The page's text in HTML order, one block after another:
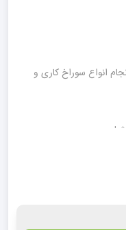
انواع سوراخ کاری و